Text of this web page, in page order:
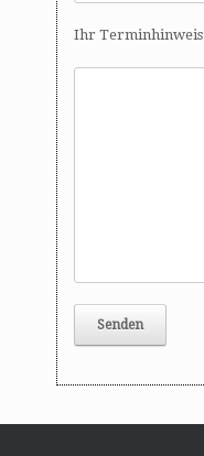
Ihr Terminhinweis